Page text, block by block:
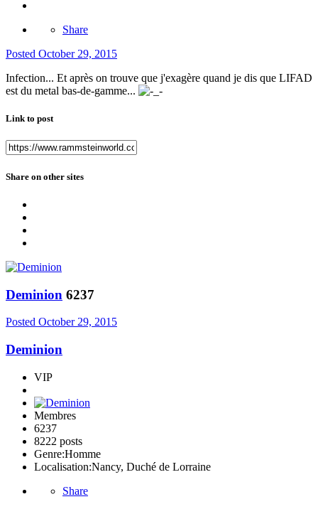
Share
Posted October 29, 2015
Infection... Et après on trouve que j'exagère quand je dis que LIFAD
est du metal bas-de-gamme...
Link to post
Share on other sites
Deminion 6237
Posted October 29, 2015
Deminion
VIP
Membres
6237
8222 posts
Genre:Homme
Localisation:Nancy, Duché de Lorraine
Share